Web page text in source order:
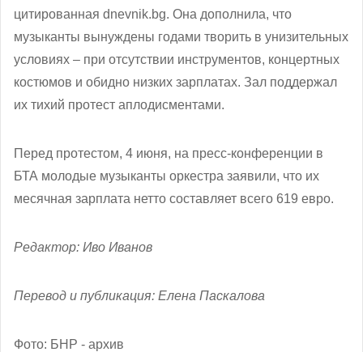
цитированная dnevnik.bg. Она дополнила, что
музыканты вынуждены годами творить в унизительных
условиях – при отсутствии инструментов, концертных
костюмов и обидно низких зарплатах. Зал поддержал
их тихий протест аплодисментами.
Перед протестом, 4 июня, на пресс-конференции в
БТА молодые музыканты оркестра заявили, что их
месячная зарплата нетто составляет всего 619 евро.
Редактор: Иво Иванов
Перевод и публикация: Елена Паскалова
Фото: БНР - архив